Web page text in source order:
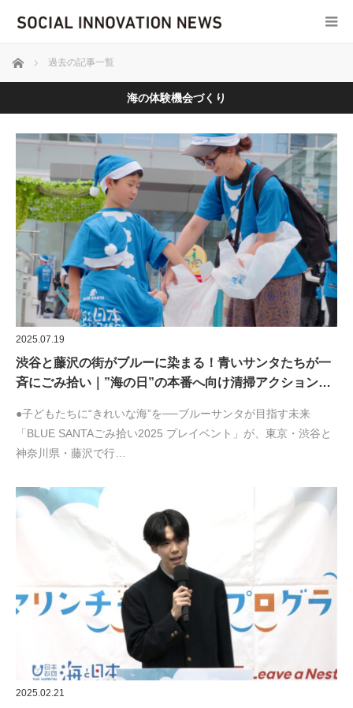
ホーム 過去の記事一覧
海の体験機会づくり
2025.07.19
渋谷と藤沢の街がブルーに染まる！青いサンタたちが一
斉にごみ拾い｜”海の日”の本番へ向け清掃アクション…
●子どもたちに“きれいな海”を──ブルーサンタが目指す未来
「BLUE SANTAごみ拾い2025 プレイベント」が、東京・渋谷と
神奈川県・藤沢で行…
2025.02.21